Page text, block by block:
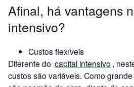
Afinal, há vantagens
intensivo?
Custos flexíveis
Diferente do capital intensivo ,
custos são variáveis. Como